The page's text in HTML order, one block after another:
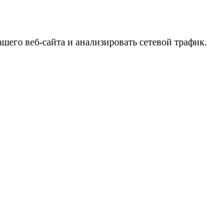
веб-сайта и анализировать сетевой трафик.